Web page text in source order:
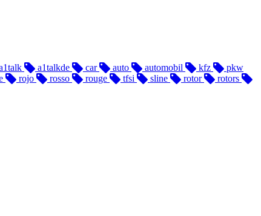
a1talkde car auto automobil kfz
pkw
rojo rosso rouge tfsi sline rotor
rotors